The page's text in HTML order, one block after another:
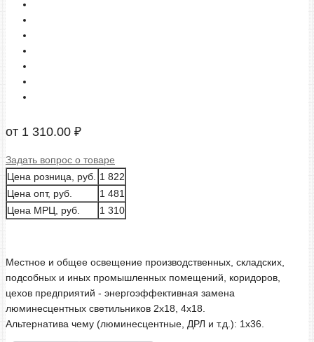
от 1 310.00 ₽
Задать вопрос о товаре
Цена розница, руб.
1 822
Цена опт, руб.
1 481
Цена МРЦ, руб.
1 310
Местное и общее освещение производственных, складских,
подсобных и иных промышленных помещений, коридоров,
цехов предприятий - энергоэффективная замена
люминесцентных светильников 2х18, 4х18.
Альтернатива чему (люминесцентные, ДРЛ и т.д.): 1х36.